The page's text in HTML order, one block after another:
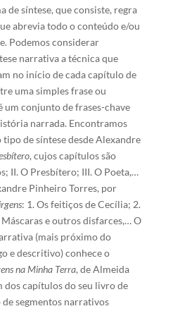
de síntese, que consiste, regra
abrevia todo o conteúdo e/ou
Podemos considerar
narrativa a técnica que
no início de cada capítulo de
uma simples frase ou
um conjunto de frases-chave
narrada. Encontramos
de síntese desde Alexandre
, cujos capítulos são
II. O Presbítero; III. O Poeta,…
Pinheiro Torres, por
: 1. Os feitiços de Cecília; 2.
e outros disfarces,… O
(mais próximo do
e descritivo) conhece o
na Minha Terra, de Almeida
dos capítulos do seu livro de
segmentos narrativos